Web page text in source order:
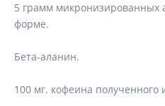
5 грамм микронизированных
форме.
Бета-аланин.
100 мг. кофеина полученного